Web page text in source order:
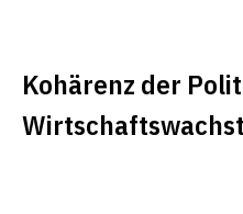
Kohärenz der